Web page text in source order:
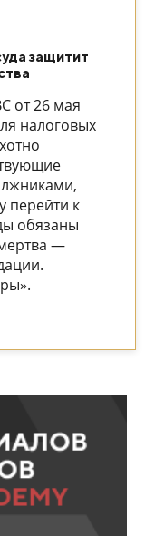
защитит
от 26 мая
налоговых
перейти к
обязаны
—